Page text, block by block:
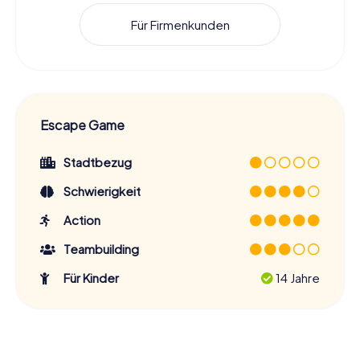
Für Firmenkunden
Escape Game
Stadtbezug
Schwierigkeit
Action
Teambuilding
Für Kinder
14 Jahre